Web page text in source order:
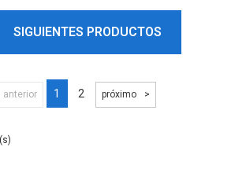
SIGUIENTES PRODUCTOS
anterior 1 2 próximo